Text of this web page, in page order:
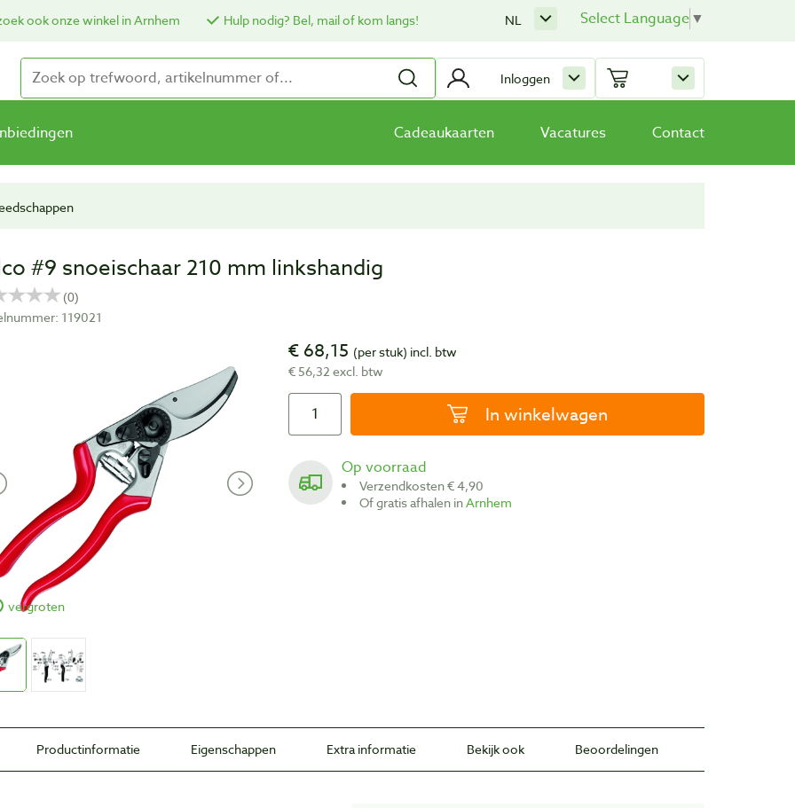
ook onze winkel in Arnhem Hulp nodig? Bel, mail of kom langs! Select Language▼
NL
Inloggen
Cadeaukaarten Vacatures Contact
#9 snoeischaar 210 mm linkshandig
119021
vergroten
€ 68,15 (per stuk) incl. btw
€ 56,32 excl. btw
In winkelwagen
Op voorraad
Verzendkosten € 4,90
Of gratis afhalen inArnhem
Productinformatie Eigenschappen Extra informatie Bekijk ook Beoordelingen